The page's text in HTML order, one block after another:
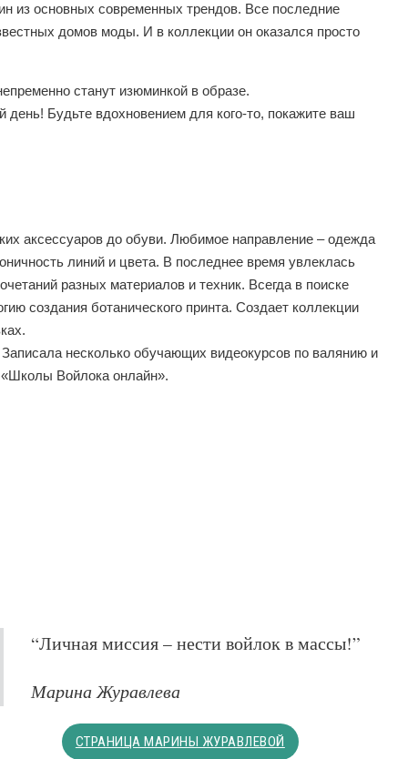
из основных современных трендов. Все последние
домов моды. И в коллекции он оказался просто
станут изюминкой в образе.
Будьте вдохновением для кого-то, покажите ваш
аксессуаров до обуви. Любимое направление – одежда
линий и цвета. В последнее время увлеклась
разных материалов и техник. Всегда в поиске
создания ботанического принта. Создает коллекции
несколько обучающих видеокурсов по валянию и
Войлока онлайн».
“Личная миссия – нести войлок в массы!”
Марина Журавлева
СТРАНИЦА МАРИНЫ ЖУРАВЛЕВОЙ